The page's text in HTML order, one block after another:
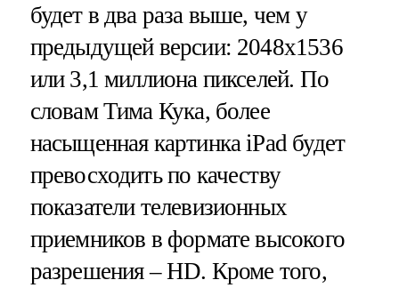
будет в два раза выше, чем у
предыдущей версии: 2048х1536
или 3,1 миллиона пикселей. По
словам Тима Кука, более
насыщенная картинка iPad будет
превосходить по качеству
показатели телевизионных
приемников в формате высокого
разрешения – HD. Кроме того,